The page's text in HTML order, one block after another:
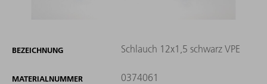
BEZEICHNUNG Schlauch 12x1,5 schwarz VPE
MATERIALNUMMER 0374061